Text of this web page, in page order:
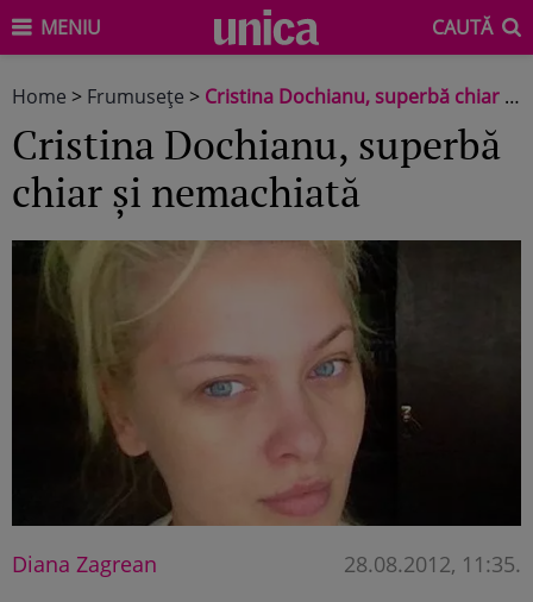
MENIU CAUTĂ
Home > Frumuseţe > Cristina Dochianu, superbă chiar şi nemachiată
Cristina Dochianu, superbă
chiar şi nemachiată
Diana Zagrean 28.08.2012, 11:35.